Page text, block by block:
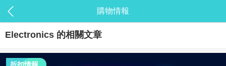
購物情報
Electronics 的相關文章